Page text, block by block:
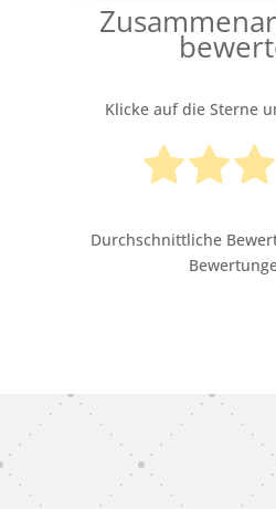
Klicke auf die Sterne
Durchschnittliche